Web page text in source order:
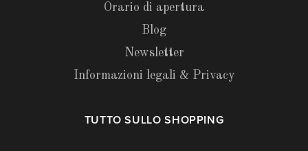
Orario di apertura
Blog
Newsletter
Informazioni legali & Privacy
TUTTO SULLO SHOPPING